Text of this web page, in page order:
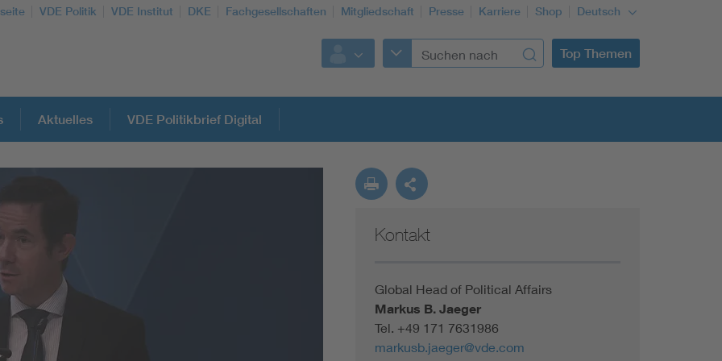
VDE Politik VDE Institut DKE Fachgesellschaften Mitgliedschaft Presse Karriere Shop Deutsch
Top Themen
Assisted Living
Electromobility
Energy efficiency
Building Services Engineering
Information and communications technology ICT
Education + profession
Aktuelles VDE Politikbrief Digital
Kontakt
Global Head of Political Affairs
Markus B. Jaeger
Tel. +49 171 7631986
markusb.jaeger@vde.com